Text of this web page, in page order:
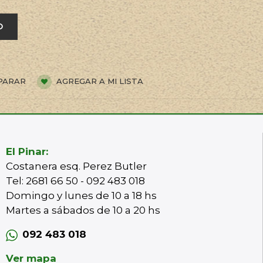
AGREGAR A MI LISTA
El Pinar:
Costanera esq. Perez Butler
Tel: 2681 66 50 - 092 483 018
Domingo y lunes de 10 a 18 hs
Martes a sábados de 10 a 20 hs
092 483 018
Ver mapa